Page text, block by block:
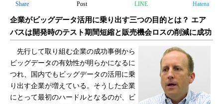
Share Post LINE Hatena
企業がビッグデータ活用に乗り出す三つの目的とは？ エア
バスは開発時のテスト期間短縮と販売機会ロスの削減に成功
先行して取り組む企業の成功事例から
ビッグデータの有効性が明らかになるに
つれ、国内でもビッグデータの活用に乗
り出す企業が増えている。そうした企業
にとって最初のハードルとなるのが、ビ